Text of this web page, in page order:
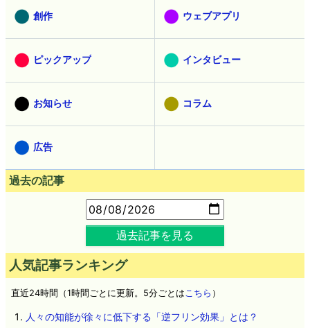
創作 ウェブアプリ
ピックアップ インタビュー
お知らせ コラム
広告
過去の記事
過去記事を見る
人気記事ランキング
直近24時間（1時間ごとに更新。5分ごとは こちら ）
人々の知能が徐々に低下する「逆フリン効果」とは？